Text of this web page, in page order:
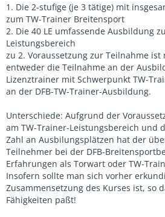
1. Die 2-stufige (je 3 tätige) mit
zum TW-Trainer Breitensport
2. Die 40 LE umfassende Ausbildung
Leistungsbereich
zu 2. Voraussetzung zur Teilnahme ist
entweder die Teilnahme an der
Lizenztrainer mit Schwerpunkt TW-
an der DFB-TW-Trainer-Ausbildung.
Unterschiede: Aufgrund der
am TW-Trainer-Leistungsbereich und
Zahl an Ausbilungsplätzen hat der
Teilnehmer bei der DFB-
Erfahrungen als Torwart oder TW-
Insofern sollte man sich vorher
Zusammensetzung des Kurses ist, so
Fähigkeiten paßt!